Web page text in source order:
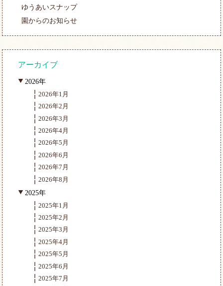
ゆうあいスナップ
園からのお知らせ
アーカイブ
2026年
2026年1月
2026年2月
2026年3月
2026年4月
2026年5月
2026年6月
2026年7月
2026年8月
2025年
2025年1月
2025年2月
2025年3月
2025年4月
2025年5月
2025年6月
2025年7月